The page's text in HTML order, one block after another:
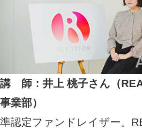
講 師：井上 桃子さん（
事業部）
準認定ファンドレイザー。